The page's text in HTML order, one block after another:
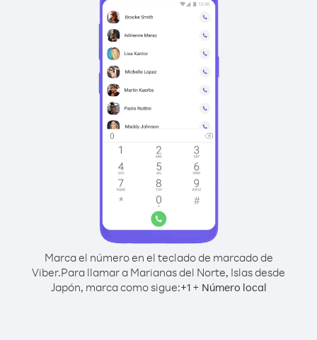
Marca el número en el teclado de marcado de
Viber.Para llamar a Marianas del Norte, Islas desde
Japón, marca como sigue:+1+ Número local